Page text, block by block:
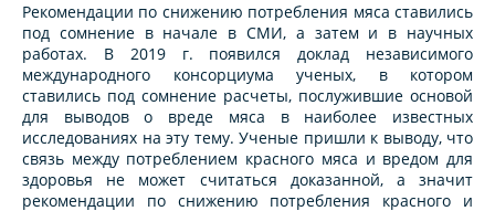
Рекомендации по снижению потребления мяса ставились
под сомнение в начале в СМИ, а затем и в научных
работах. В 2019 г. появился доклад независимого
международного консорциума ученых, в котором
ставились под сомнение расчеты, послужившие основой
для выводов о вреде мяса в наиболее известных
исследованиях на эту тему. Ученые пришли к выводу, что
связь между потреблением красного мяса и вредом для
здоровья не может считаться доказанной, а значит
рекомендации по снижению потребления красного и